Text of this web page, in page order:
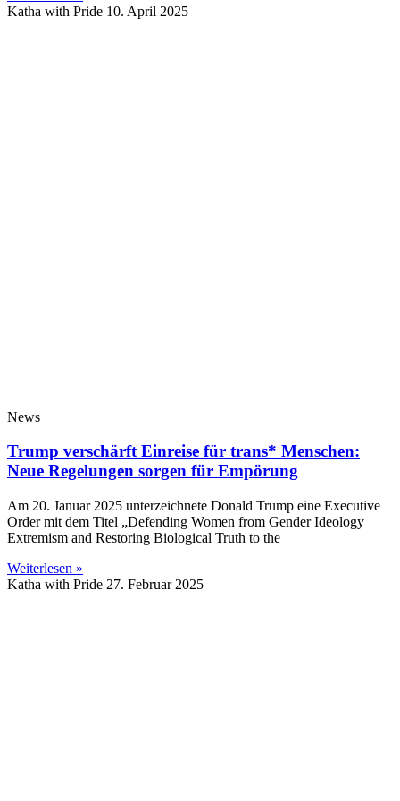
Katha with Pride 10. April 2025
News
Trump verschärft Einreise für trans* Menschen:
Neue Regelungen sorgen für Empörung
Am 20. Januar 2025 unterzeichnete Donald Trump eine Executive
Order mit dem Titel „Defending Women from Gender Ideology
Extremism and Restoring Biological Truth to the
Weiterlesen »
Katha with Pride 27. Februar 2025